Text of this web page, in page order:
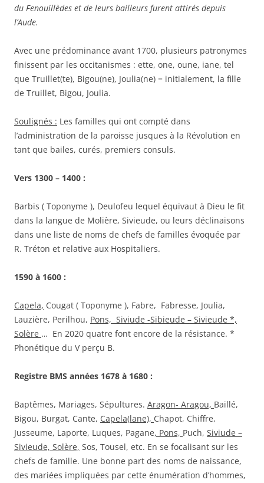
du Fenouillèdes et de leurs bailleurs furent attirés depuis
l’Aude.
Avec une prédominance avant 1700, plusieurs patronymes
finissent par les occitanismes : ette, one, oune, iane, tel
que Truillet(te), Bigou(ne), Joulia(ne) = initialement, la fille
de Truillet, Bigou, Joulia.
Soulignés : Les familles qui ont compté dans
l’administration de la paroisse jusques à la Révolution en
tant que bailes, curés, premiers consuls.
Vers 1300 – 1400 :
Barbis ( Toponyme ), Deulofeu lequel équivaut à Dieu le fit
dans la langue de Molière, Sivieude, ou leurs déclinaisons
dans une liste de noms de chefs de familles évoquée par
R. Tréton et relative aux Hospitaliers.
1590 à 1600 :
Capela, Cougat ( Toponyme ), Fabre, Fabresse, Joulia,
Lauzière, Perilhou, Pons, Siviude -Sibieude – Sivieude *,
Solère … En 2020 quatre font encore de la résistance. *
Phonétique du V perçu B.
Registre BMS années 1678 à 1680 :
Baptêmes, Mariages, Sépultures. Aragon- Aragou, Baillé,
Bigou, Burgat, Cante, Capela(lane), Chapot, Chiffre,
Jusseume, Laporte, Luques, Pagane, Pons, Puch, Siviude –
Sivieude, Solère, Sos, Tousel, etc. En se focalisant sur les
chefs de famille. Une bonne part des noms de naissance,
des mariées impliquées par cette énumération d’hommes,